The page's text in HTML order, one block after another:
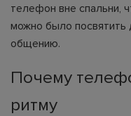
телефон вне спальни,
можно было посвятить
общению.
Почему
ритму